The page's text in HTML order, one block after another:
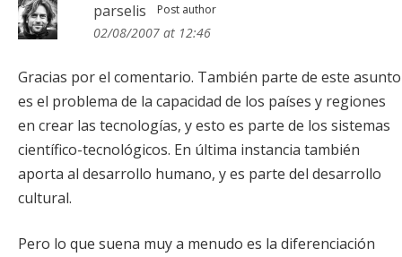
parselis Post author
02/08/2007 at 12:46
Gracias por el comentario. También parte de este asunto
es el problema de la capacidad de los países y regiones
en crear las tecnologías, y esto es parte de los sistemas
científico-tecnológicos. En última instancia también
aporta al desarrollo humano, y es parte del desarrollo
cultural.
Pero lo que suena muy a menudo es la diferenciación